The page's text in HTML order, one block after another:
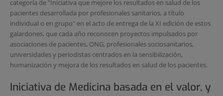
categoría de "Iniciativa que mejore los resultados en salud de los
pacientes desarrollada por profesionales sanitarios, a título
individual o en grupo" en el acto de entrega de la XI edición de estos
galardones, que cada año reconocen proyectos impulsados por
asociaciones de pacientes, ONG, profesionales sociosanitarios,
universidades y periodistas centrados en la sensibilización,
humanización y mejora de los resultados en salud de los pacientes.
Iniciativa de Medicina basada en el valor, y